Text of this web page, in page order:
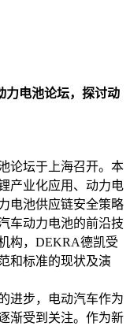
力电池论坛，探讨动
论坛于上海召开。本
产业化应用、动力电
电池供应链安全策略
车动力电池的前沿技
构，DEKRA德凯受
和标准的现状及演
进步，电动汽车作为
渐受到关注。作为新